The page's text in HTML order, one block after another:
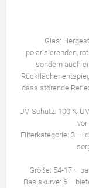
Glas:
polarisierenden,
sondern auch
dass störende
UV-Schutz: 100 %
vor
Filterkategorie: 3 –
Größe: 54-17 –
Basiskurve: 6 –